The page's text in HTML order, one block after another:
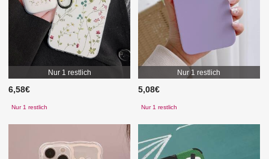
Nur 1 restlich
6,58€
Nur 1 restlich
Nur 1 restlich
5,08€
Nur 1 restlich